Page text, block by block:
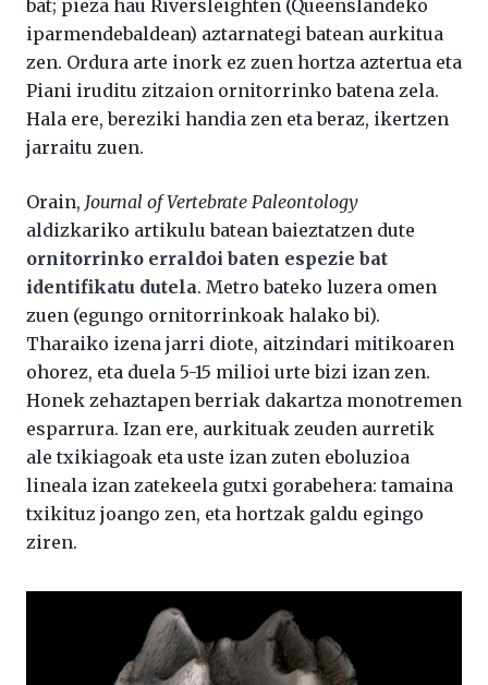
bat; pieza hau Riversleighten (Queenslandeko
iparmendebaldean) aztarnategi batean aurkitua
zen. Ordura arte inork ez zuen hortza aztertua eta
Piani iruditu zitzaion ornitorrinko batena zela.
Hala ere, bereziki handia zen eta beraz, ikertzen
jarraitu zuen.
Orain, Journal of Vertebrate Paleontology
aldizkariko artikulu batean baieztatzen dute
ornitorrinko erraldoi baten espezie bat
identifikatu dutela. Metro bateko luzera omen
zuen (egungo ornitorrinkoak halako bi).
Tharaiko izena jarri diote, aitzindari mitikoaren
ohorez, eta duela 5-15 milioi urte bizi izan zen.
Honek zehaztapen berriak dakartza monotremen
esparrura. Izan ere, aurkituak zeuden aurretik
ale txikiagoak eta uste izan zuten eboluzioa
lineala izan zatekeela gutxi gorabehera: tamaina
txikituz joango zen, eta hortzak galdu egingo
ziren.